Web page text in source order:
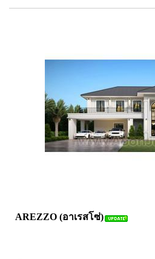
AREZZO (อาเรสโซ่)